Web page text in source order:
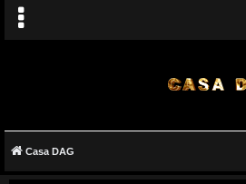
Casa DAG